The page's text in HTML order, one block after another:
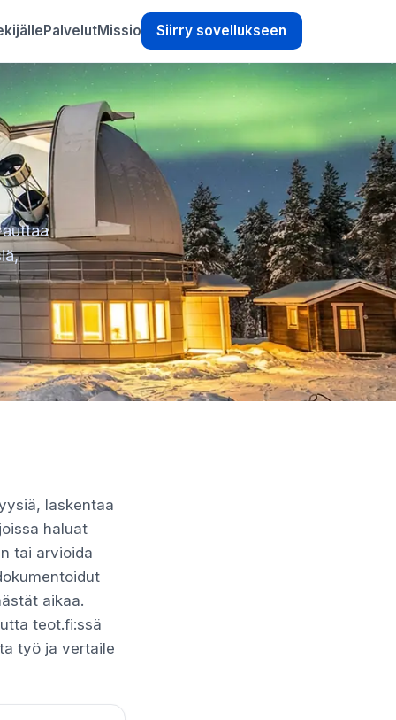
PalvelutMissio Siirry sovellukseen
laskentaa
haluat
tai arvioida
aikaa.
teot.fi:ssä
työ ja vertaile